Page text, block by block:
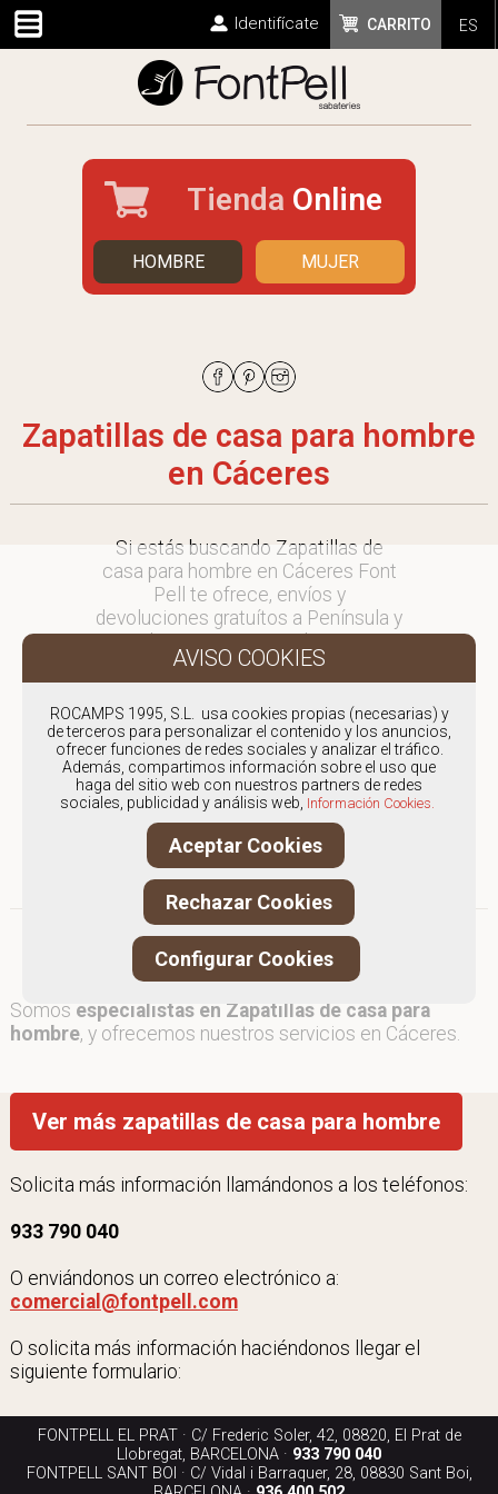
ES
CARRITO
Identifícate
Tienda Online
HOMBRE MUJER
Zapatillas de casa para hombre
en Cáceres
Si estás buscando Zapatillas de
casa para hombre en Cáceres Font
Pell te ofrece, envíos y
devoluciones gratuítos a Península y
consultar
en comercial@fontpell.com.
Los envíos a Cáceres gestionados
entre semana se entregarán en
menos de 48 horas; los pedidos
realizados en fin de semana, el
producto se enviará a partir del
lunes.
Somos especialistas en Zapatillas de casa para
hombre, y ofrecemos nuestros servicios en Cáceres.
Ver más zapatillas de casa para hombre
Solicita más información llamándonos a los teléfonos:
933 790 040
O enviándonos un correo electrónico a:
comercial@fontpell.com
O solicita más información haciéndonos llegar el
siguiente formulario:
FONTPELL EL PRAT · C/ Frederic Soler, 42, 08820, El Prat de
Llobregat, BARCELONA · 933 790 040
FONTPELL SANT BOI · C/ Vidal i Barraquer, 28, 08830 Sant Boi,
ROCAMPS 1995, S.L. usa cookies propias (necesarias) y
de terceros para personalizar el contenido y los anuncios,
ofrecer funciones de redes sociales y analizar el tráfico.
Además, compartimos información sobre el uso que
haga del sitio web con nuestros partners de redes
sociales, publicidad y análisis web, Información Cookies.
Aceptar Cookies
Rechazar Cookies
Configurar Cookies